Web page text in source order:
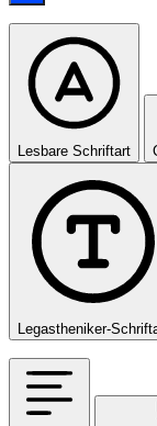
Lesbare Schriftart
Legastheniker-